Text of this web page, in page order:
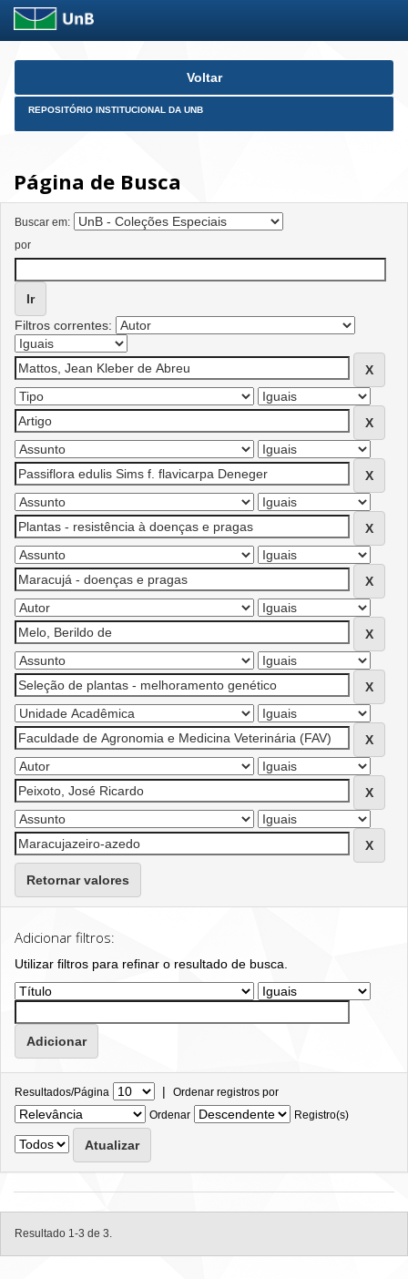
Skip
Voltar
REPOSITÓRIO INSTITUCIONAL DA UNB
Página de Busca
Buscar em:
por
Filtros correntes:
Retornar valores
Adicionar filtros:
Utilizar filtros para refinar o resultado de busca.
Resultados/Página | Ordenar registros por
Ordenar
Registro(s)
Resultado 1-3 de 3.